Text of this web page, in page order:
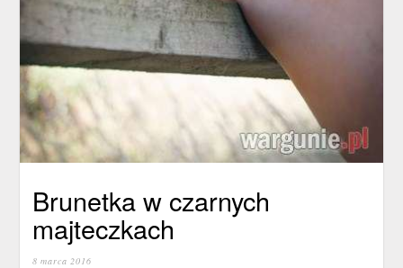
Brunetka w czarnych
majteczkach
8 marca 2016